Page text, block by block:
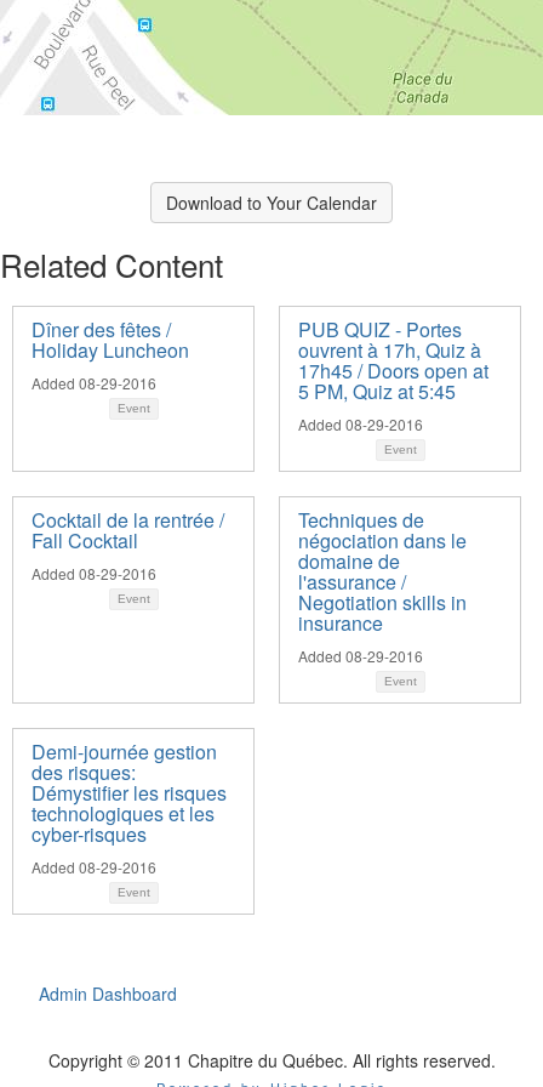
Download to Your Calendar
Related Content
Dîner des fêtes /
Holiday Luncheon
Added 08-29-2016
Event
PUB QUIZ - Portes
ouvrent à 17h, Quiz à
17h45 / Doors open at
5 PM, Quiz at 5:45
Added 08-29-2016
Event
Cocktail de la rentrée /
Fall Cocktail
Added 08-29-2016
Event
Techniques de
négociation dans le
domaine de
l'assurance /
Negotiation skills in
insurance
Added 08-29-2016
Event
Demi-journée gestion
des risques:
Démystifier les risques
technologiques et les
cyber-risques
Added 08-29-2016
Event
Admin Dashboard
Copyright © 2011 Chapitre du Québec. All rights reserved.